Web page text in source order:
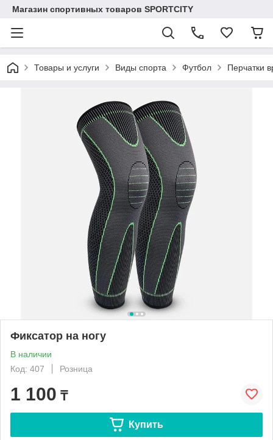
Магазин спортивных товаров SPORTCITY
Товары и услуги Виды спорта Футбол Перчатки
Фиксатор на ногу
В наличии
Код: 407
Розница
1 100 ₸
Купить